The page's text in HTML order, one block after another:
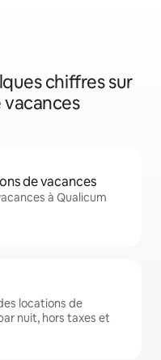
chiffres sur
vacances
de vacances
à Qualicum
locations de
nuit, hors taxes et